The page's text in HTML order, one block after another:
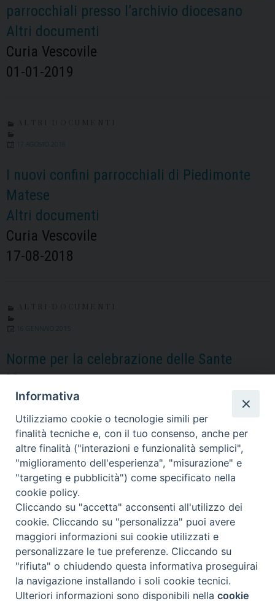
parrocchiali presso l’archivio diocesano
Altri documenti
Curia Vescovile
01-01-2019
17 AGOSTO 2018
I nuovi confini parrocchiali di Piedimonte
Matese
Altri documenti
Curia Vescovile
17-08-2018
16 GENNAIO 2015
Norme per la celebrazione delle Sante
Messe
Altri documenti
Curia Vescovile
16-12-2015
« Pagina precedente
Diocesi di Alife-Caiazzo
Via Angelo Scorciarini Coppola, 234
Tel: 0823.786166 / 0823.912707
Email:info@diocesialifecaiazzo.it
Informativa
Utilizziamo cookie o tecnologie simili per
finalità tecniche e, con il tuo consenso, anche per
altre finalità ("interazioni e funzionalità semplici",
"miglioramento dell'esperienza", "misurazione" e
"targeting e pubblicità") come specificato nella
cookie policy.
Cliccando su "accetta" acconsenti all'utilizzo dei
cookie. Cliccando su "personalizza" puoi avere
maggiori informazioni sui cookie utilizzati e
personalizzare le tue preferenze. Cliccando su
"rifiuta" o chiudendo questa informativa proseguirai
la navigazione installando i soli cookie tecnici.
Ulteriori informazioni sono disponibili nellacookie